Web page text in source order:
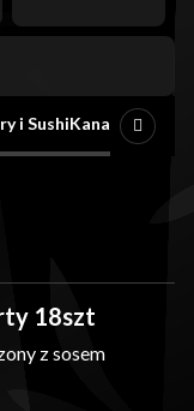
i SushiKanapki
18szt
z sosem